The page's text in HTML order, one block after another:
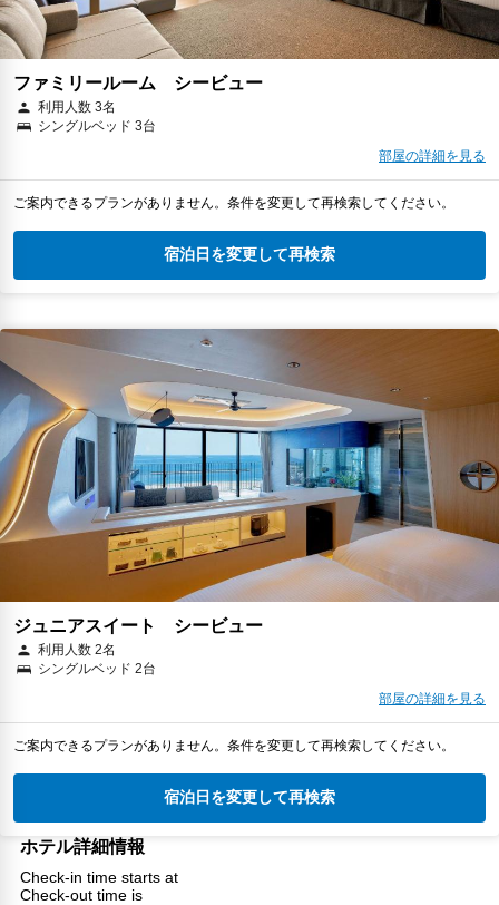
ファミリールーム シービュー
利用人数 3名
シングルベッド 3台
部屋の詳細を見る
ご案内できるプランがありません。条件を変更して再検索してください。
宿泊日を変更して再検索
ジュニアスイート シービュー
利用人数 2名
シングルベッド 2台
部屋の詳細を見る
ご案内できるプランがありません。条件を変更して再検索してください。
宿泊日を変更して再検索
ホテル詳細情報
Check-in time starts at
Check-out time is